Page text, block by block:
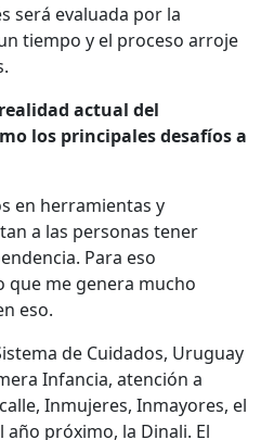
será evaluada por la
tiempo y el proceso arroje
actual del
los principales desafíos a
en herramientas y
a las personas tener
Para eso
que me genera mucho
eso.
de Cuidados, Uruguay
Infancia, atención a
Inmujeres, Inmayores, el
año próximo, la Dinali. El